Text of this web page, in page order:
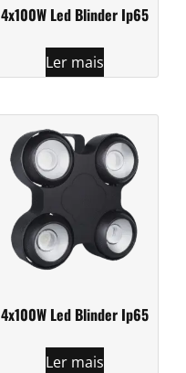
4x100W Led Blinder Ip65
Ler mais
4x100W Led Blinder Ip65
Ler mais